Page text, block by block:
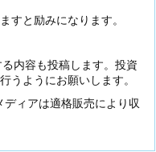
すと励みになります。
内容も投稿します。投資
うようにお願いします。
ィアは適格販売により収